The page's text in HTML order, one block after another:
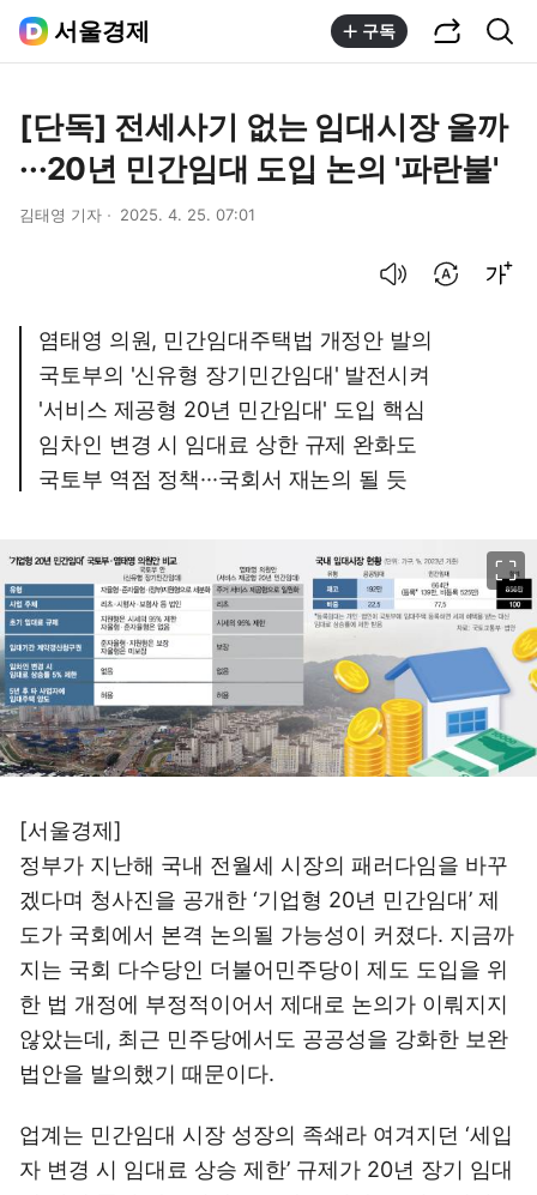
서울경제 구독
[단독] 전세사기 없는 임대시장 올까
···20년 민간임대 도입 논의 '파란불'
김태영 기자 2025. 4. 25. 07:01
염태영 의원, 민간임대주택법 개정안 발의
국토부의 '신유형 장기민간임대' 발전시켜
'서비스 제공형 20년 민간임대' 도입 핵심
임차인 변경 시 임대료 상한 규제 완화도
국토부 역점 정책···국회서 재논의 될 듯
[서울경제]
정부가 지난해 국내 전월세 시장의 패러다임을 바꾸
겠다며 청사진을 공개한 ‘기업형 20년 민간임대’ 제
도가 국회에서 본격 논의될 가능성이 커졌다. 지금까
지는 국회 다수당인 더불어민주당이 제도 도입을 위
한 법 개정에 부정적이어서 제대로 논의가 이뤄지지
않았는데, 최근 민주당에서도 공공성을 강화한 보완
법안을 발의했기 때문이다.
업계는 민간임대 시장 성장의 족쇄라 여겨지던 ‘세입
자 변경 시 임대료 상승 제한’ 규제가 20년 장기 임대